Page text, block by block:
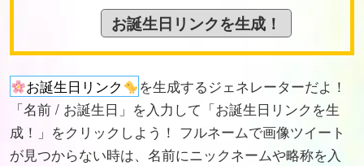
お誕生日リンク
を生成するジェネレーターだよ！
「名前 / お誕生日」を入力して「お誕生日リンクを生
成！」をクリックしよう！ フルネームで画像ツイート
が見つからない時は、名前にニックネームや略称を入